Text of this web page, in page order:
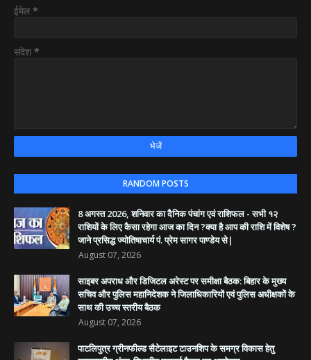
ईमेल *
संदेश *
RANDOM POSTS
8 अगस्त 2026, शनिवार का दैनिक पंचांग एवं राशिफल - सभी १२
राशियों के लिए कैसा रहेगा आज का दिन ?क्या है आप की राशि में विशेष ?
जाने प्रसिद्ध ज्योतिषाचार्य पं. प्रेम सागर पाण्डेय से|
August 07, 2026
साइबर अपराध और डिजिटल अरेस्ट पर समीक्षा बैठक: बिहार के मुख्य
सचिव और पुलिस महानिदेशक ने जिलाधिकारियों एवं पुलिस अधीक्षकों के
साथ की उच्च स्तरीय बैठक
August 07, 2026
पाटलिपुत्र ग्रीनफील्ड सैटेलाइट टाउनशिप के समग्र विकास हेतु